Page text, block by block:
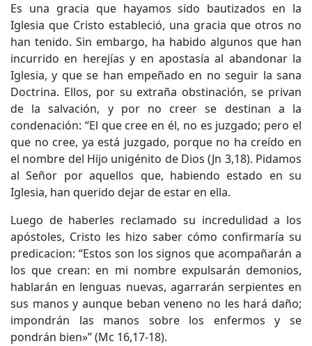
Es una gracia que hayamos sido bautizados en la
Iglesia que Cristo estableció, una gracia que otros no
han tenido. Sin embargo, ha habido algunos que han
incurrido en herejías y en apostasía al abandonar la
Iglesia, y que se han empeñado en no seguir la sana
Doctrina. Ellos, por su extraña obstinación, se privan
de la salvación, y por no creer se destinan a la
condenación: “El que cree en él, no es juzgado; pero el
que no cree, ya está juzgado, porque no ha creído en
el nombre del Hijo unigénito de Dios (Jn 3,18). Pidamos
al Señor por aquellos que, habiendo estado en su
Iglesia, han querido dejar de estar en ella.
Luego de haberles reclamado su incredulidad a los
apóstoles, Cristo les hizo saber cómo confirmaría su
predicacion: “Estos son los signos que acompañarán a
los que crean: en mi nombre expulsarán demonios,
hablarán en lenguas nuevas, agarrarán serpientes en
sus manos y aunque beban veneno no les hará daño;
impondrán las manos sobre los enfermos y se
pondrán bien»” (Mc 16,17-18).